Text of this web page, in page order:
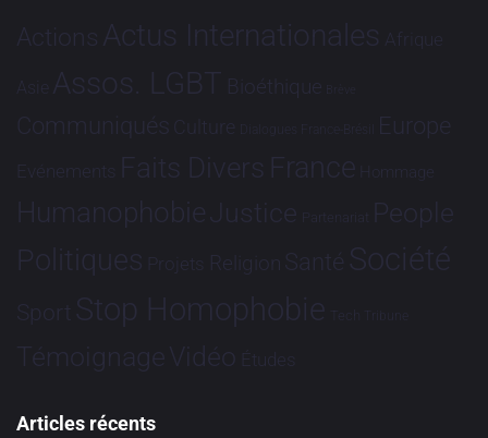
Actions Actus Internationales Afrique
Asie Assos. LGBT Bioéthique Brève
Communiqués Culture Dialogues France-Brésil Europe
Evénements Faits Divers France Hommage
HumanophobieJustice Partenariat People
Politiques Projets Religion Santé Société
Sport Stop Homophobie Tech Tribune
TémoignageVidéo Études
Articles récents